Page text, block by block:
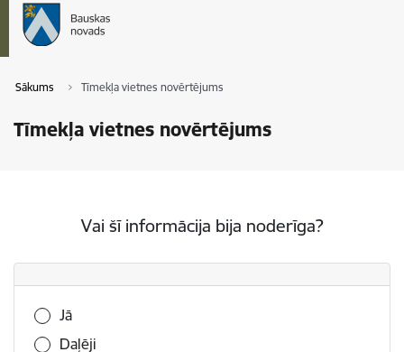
Sākums Tīmekļa vietnes novērtējums
Tīmekļa vietnes novērtējums
Vai šī informācija bija noderīga?
Vai šī informācija bija noderīga?
Jā
Daļēji